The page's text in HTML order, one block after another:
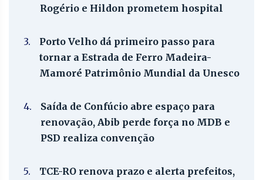
Rogério e Hildon prometem hospital
3.
Porto Velho dá primeiro passo para
tornar a Estrada de Ferro Madeira-
Mamoré Patrimônio Mundial da Unesco
4.
Saída de Confúcio abre espaço para
renovação, Abib perde força no MDB e
PSD realiza convenção
5.
TCE-RO renova prazo e alerta prefeitos,